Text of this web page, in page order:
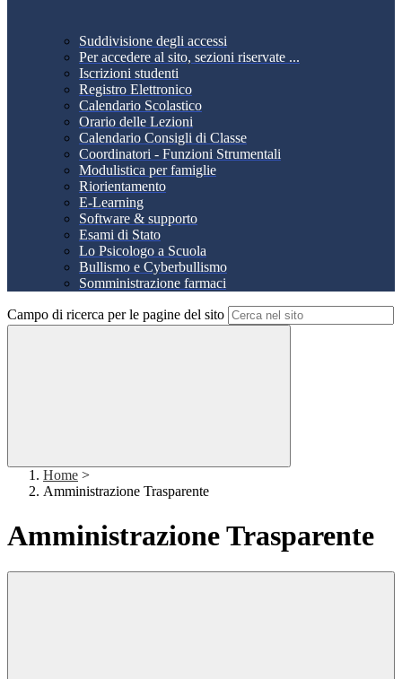
Suddivisione degli accessi
Per accedere al sito, sezioni riservate ...
Iscrizioni studenti
Registro Elettronico
Calendario Scolastico
Orario delle Lezioni
Calendario Consigli di Classe
Coordinatori - Funzioni Strumentali
Modulistica per famiglie
Riorientamento
E-Learning
Software & supporto
Esami di Stato
Lo Psicologo a Scuola
Bullismo e Cyberbullismo
Somministrazione farmaci
Campo di ricerca per le pagine del sito
Home >
Amministrazione Trasparente
Amministrazione Trasparente